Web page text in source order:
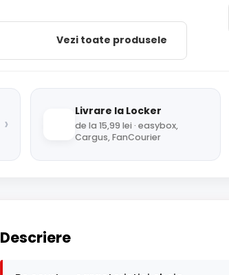
Vezi toate produsele
›
Livrare la Locker
de la 15,99 lei · easybox,
Cargus, FanCourier
Descriere